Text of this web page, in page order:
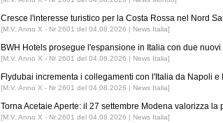
Cresce l'interesse turistico per la Costa Rossa nel Nord
[M.V. Anno X - Nr 2601 del 04.08.2026 | News Italia]
BWH Hotels prosegue l'espansione in Italia con due
[M.V. Anno X - Nr 2601 del 04.08.2026 | News Italia]
Flydubai incrementa i collegamenti con l'Italia da Napoli e
[M.V. Anno X - Nr 2601 del 04.08.2026 | News Italia]
Torna Acetaie Aperte: il 27 settembre Modena valorizza
[M.V. Anno X - Nr 2601 del 04.08.2026 | News Italia]